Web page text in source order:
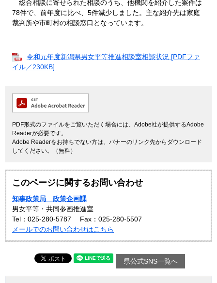
総合相談に寄せられた相談のうち、他機関を紹介した案件は
78件で、前年度に比べ、5件減少しました。主な紹介先は家庭
裁判所や市町村の相談窓口となっています。
令和元年度新潟県男女平等推進相談室相談状況 [PDFファ
イル／230KB]
PDF形式のファイルをご覧いただく場合には、Adobe社が提供するAdobe
Readerが必要です。
Adobe Readerをお持ちでない方は、バナーのリンク先からダウンロード
してください。（無料）
このページに関するお問い合わせ
知事政策局 政策企画課
男女平等・共同参画推進室
Tel：025-280-5787
Fax：025-280-5507
メールでのお問い合わせはこちら
県公式SNS一覧へ